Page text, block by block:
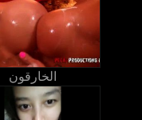
الخارقون